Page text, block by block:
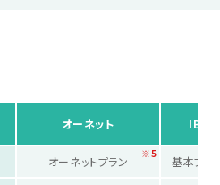
オーネット IBJ
オーネットプラン
※5
基本プラ